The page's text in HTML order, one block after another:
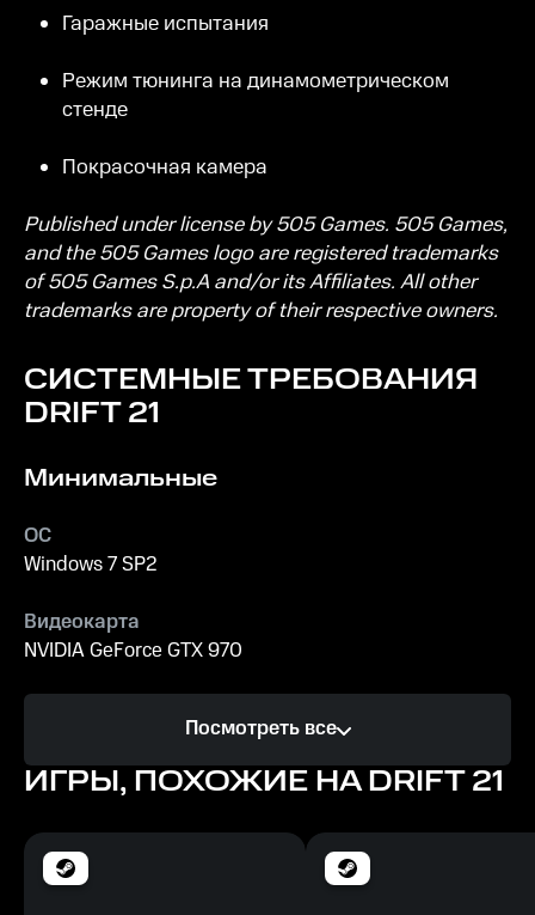
Гаражные испытания
Режим тюнинга на динамометрическом
стенде
Покрасочная камера
Published under license by 505 Games. 505 Games,
and the 505 Games logo are registered trademarks
of 505 Games S.p.A and/or its Affiliates. All other
trademarks are property of their respective owners.
СИСТЕМНЫЕ ТРЕБОВАНИЯ
DRIFT 21
Минимальные
ОС
Windows 7 SP2
Видеокарта
NVIDIA GeForce GTX 970
Память
Место на диске
Посмотреть все
ИГРЫ, ПОХОЖИЕ НА DRIFT 21